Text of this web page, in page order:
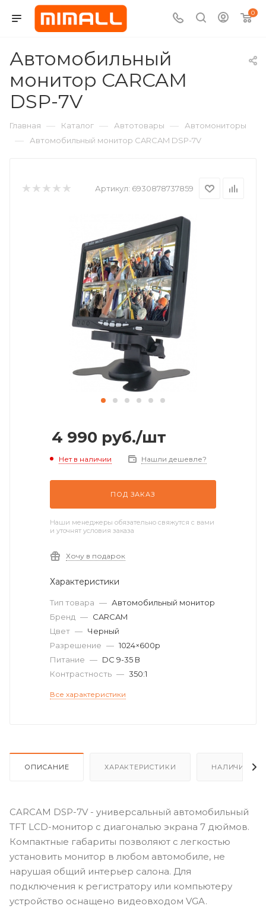
0
Автомобильный
монитор CARCAM
DSP-7V
Главная — Каталог — Автотовары — Автомониторы
— Автомобильный монитор CARCAM DSP-7V
Артикул: 6930878737859
4 990 руб./шт
Нет в наличии Нашли дешевле?
ПОД ЗАКАЗ
Наши менеджеры обязательно свяжутся с вами
и уточнят условия заказа
Хочу в подарок
Характеристики
Тип товара — Автомобильный монитор
Бренд — CARCAM
Цвет — Черный
Разрешение — 1024×600p
Питание — DC 9-35 В
Контрастность — 350:1
Все характеристики
ОПИСАНИЕ ХАРАКТЕРИСТИКИ НАЛИЧИЕ
CARCAM DSP-7V - универсальный автомобильный
TFT LCD-монитор с диагональю экрана 7 дюймов.
Компактные габариты позволяют с легкостью
установить монитор в любом автомобиле, не
нарушая общий интерьер салона. Для
подключения к регистратору или компьютеру
устройство оснащено видеовходом VGA.